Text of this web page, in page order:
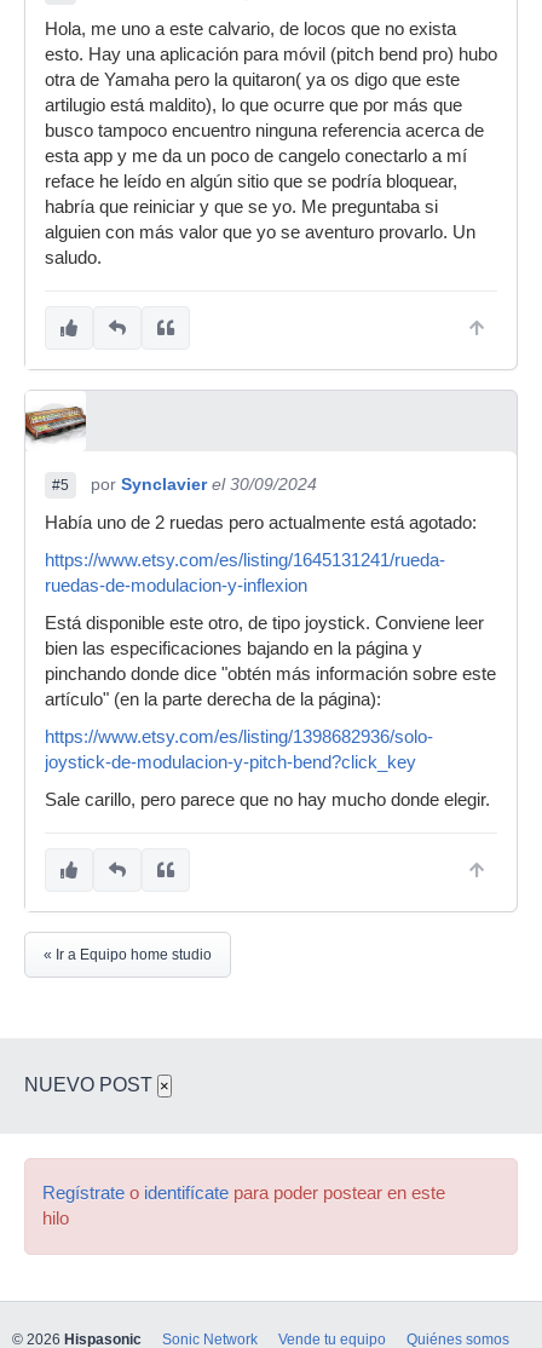
Hola, me uno a este calvario, de locos que no exista
esto. Hay una aplicación para móvil (pitch bend pro) hubo
otra de Yamaha pero la quitaron( ya os digo que este
artilugio está maldito), lo que ocurre que por más que
busco tampoco encuentro ninguna referencia acerca de
esta app y me da un poco de cangelo conectarlo a mí
reface he leído en algún sitio que se podría bloquear,
habría que reiniciar y que se yo. Me preguntaba si
alguien con más valor que yo se aventuro provarlo. Un
saludo.
#5 por Synclavier el 30/09/2024
Había uno de 2 ruedas pero actualmente está agotado:
https://www.etsy.com/es/listing/1645131241/rueda-
ruedas-de-modulacion-y-inflexion
Está disponible este otro, de tipo joystick. Conviene leer
bien las especificaciones bajando en la página y
pinchando donde dice "obtén más información sobre este
artículo" (en la parte derecha de la página):
https://www.etsy.com/es/listing/1398682936/solo-
joystick-de-modulacion-y-pitch-bend?click_key
Sale carillo, pero parece que no hay mucho donde elegir.
« Ir a Equipo home studio
NUEVO POST ×
Regístrate o identifícate para poder postear en este
hilo
© 2026 Hispasonic Sonic Network Vende tu equipo Quiénes somos